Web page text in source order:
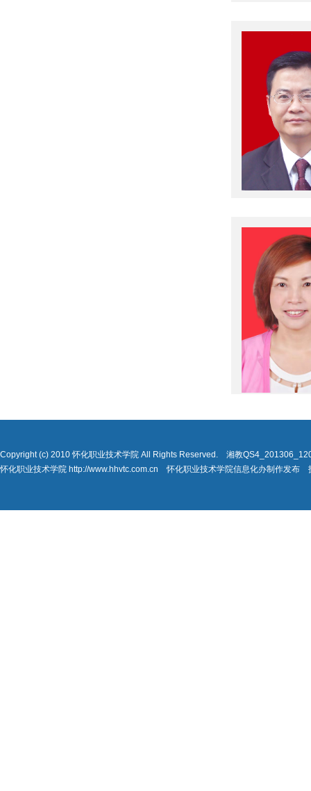
Copyright (c) 2010 怀化职业技术学院 All Rights Reserved. 湘教
怀化职业技术学院 http://www.hhvtc.com.cn 怀化职业技术学院信息化办制作发布